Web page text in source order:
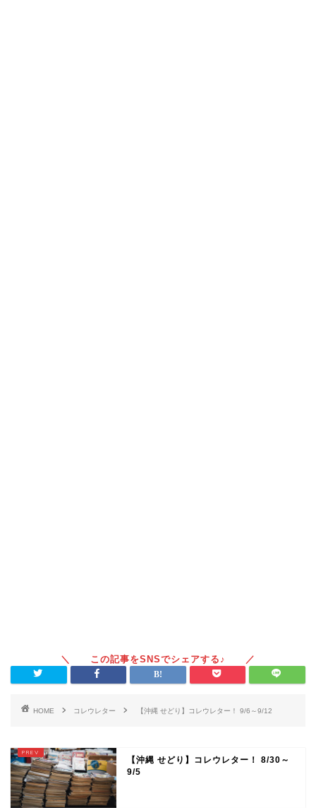
HOME コレウレター 【沖縄 せどり】コレウレター！ 9/6～9/12
【沖縄 せどり】コレウレター！ 8/30～
9/5